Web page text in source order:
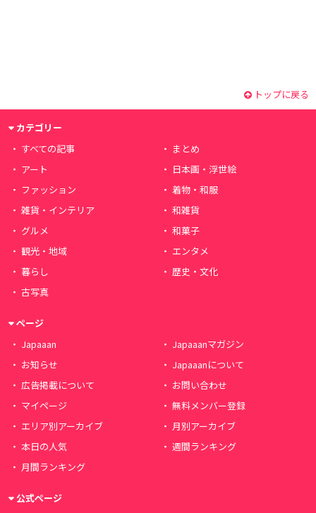
トップに戻る
カテゴリー
すべての記事
まとめ
アート
日本画・浮世絵
ファッション
着物・和服
雑貨・インテリア
和雑貨
グルメ
和菓子
観光・地域
エンタメ
暮らし
歴史・文化
古写真
ページ
Japaaan
Japaaanマガジン
お知らせ
Japaaanについて
広告掲載について
お問い合わせ
マイページ
無料メンバー登録
エリア別アーカイブ
月別アーカイブ
本日の人気
週間ランキング
月間ランキング
公式ページ